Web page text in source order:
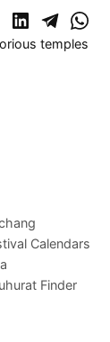
LinkedInTelegram
temples
Calendars
Finder